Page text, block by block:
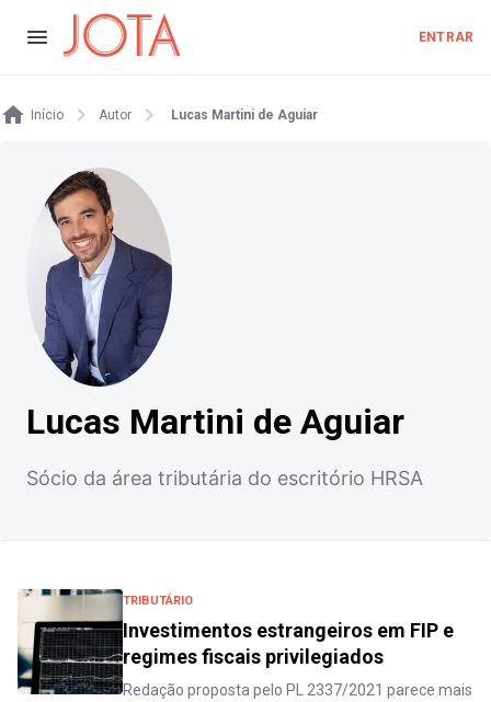
ENTRAR
Início Autor Lucas Martini de Aguiar
Lucas Martini de Aguiar
Sócio da área tributária do escritório HRSA
TRIBUTÁRIO
Investimentos estrangeiros em FIP e
regimes fiscais privilegiados
Redação proposta pelo PL 2337/2021 parece mais